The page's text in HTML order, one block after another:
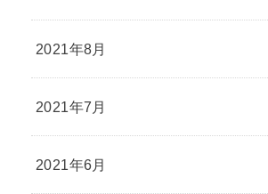
2021年8月
2021年7月
2021年6月